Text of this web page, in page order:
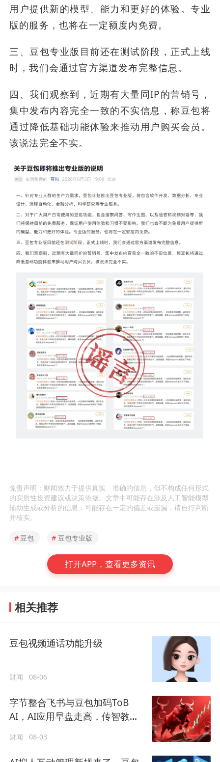
用户提供新的模型、能力和更好的体验。专业
版的服务，也将在一定额度内免费。
三、豆包专业版目前还在测试阶段，正式上线
时，我们会通过官方渠道发布完整信息。
四、我们观察到，近期有大量同IP的营销号，
集中发布内容完全一致的不实信息，称豆包将
通过降低基础功能体验来推动用户购买会员。
该说法完全不实。
免责声明：财闻致力于提供真实、准确的信息，但不构成任何形式
的实质性投资建议或决策依据。文章中可能存在涉及人工智能模型
辅助生成或分析的信息，可能存在一定的偏差或遗漏，请自行判断
并核实。
#豆包 # 豆包专业版
打开APP，查看更多资讯
相关推荐
豆包视频通话功能升级
财闻 08-06
字节整合飞书与豆包加码ToB
AI，AI应用早盘走高，传智教育
财闻 08-03